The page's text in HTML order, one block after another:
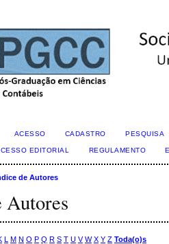
ACESSO CADASTRO PESQUISA
EDITORIAL REGULAMENTO
de Autores
Autores
L M N O P Q R S T U V W X Y Z Toda(o)s